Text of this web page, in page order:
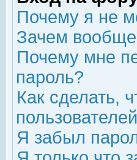
Почему я не
Зачем вообще
Почему мне
пароль?
Как сделать,
Я забыл